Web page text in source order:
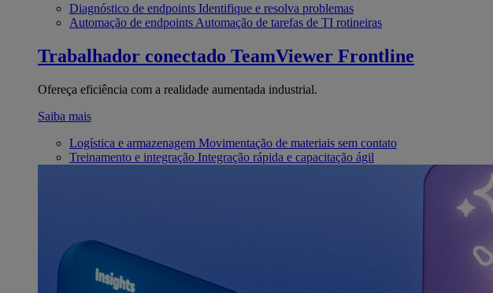
Diagnóstico de endpoints Identifique e resolva problemas
Automação de endpoints Automação de tarefas de TI rotineiras
Trabalhador conectado TeamViewer Frontline
Ofereça eficiência com a realidade aumentada industrial.
Saiba mais
Logística e armazenagem Movimentação de materiais sem contato
Treinamento e integração Integração rápida e capacitação ágil